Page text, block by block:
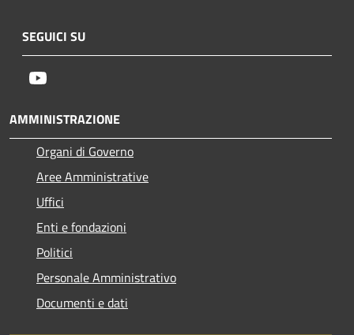
SEGUICI SU
AMMINISTRAZIONE
Organi di Governo
Aree Amministrative
Uffici
Enti e fondazioni
Politici
Personale Amministrativo
Documenti e dati